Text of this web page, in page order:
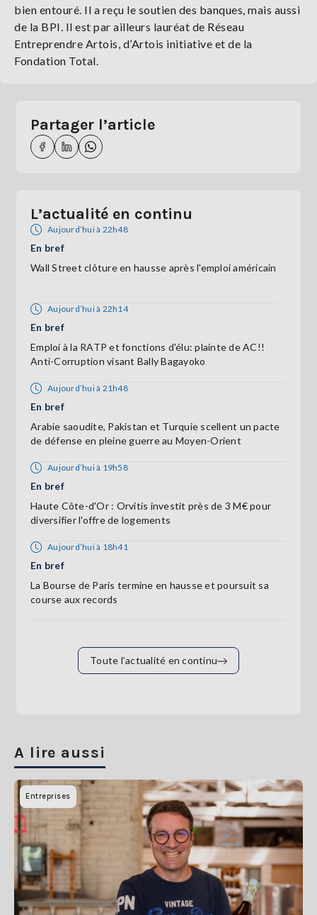
bien entouré. Il a reçu le soutien des banques, mais aussi
de la BPI. Il est par ailleurs lauréat de Réseau
Entreprendre Artois, d’Artois initiative et de la
Fondation Total.
Partager l’article
L’actualité en continu
Aujourd’hui à 22h48
En bref
Wall Street clôture en hausse après l'emploi américain
Aujourd’hui à 22h14
En bref
Emploi à la RATP et fonctions d'élu: plainte de AC!!
Anti-Corruption visant Bally Bagayoko
Aujourd’hui à 21h48
En bref
Arabie saoudite, Pakistan et Turquie scellent un pacte
de défense en pleine guerre au Moyen-Orient
Aujourd’hui à 19h58
En bref
Haute Côte-d'Or : Orvitis investit près de 3 M€ pour
diversifier l'offre de logements
Aujourd’hui à 18h41
En bref
La Bourse de Paris termine en hausse et poursuit sa
course aux records
Toute l’actualité en continu
A lire aussi
Entreprises